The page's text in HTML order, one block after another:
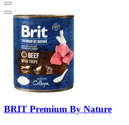
BRIT Premium By Nature